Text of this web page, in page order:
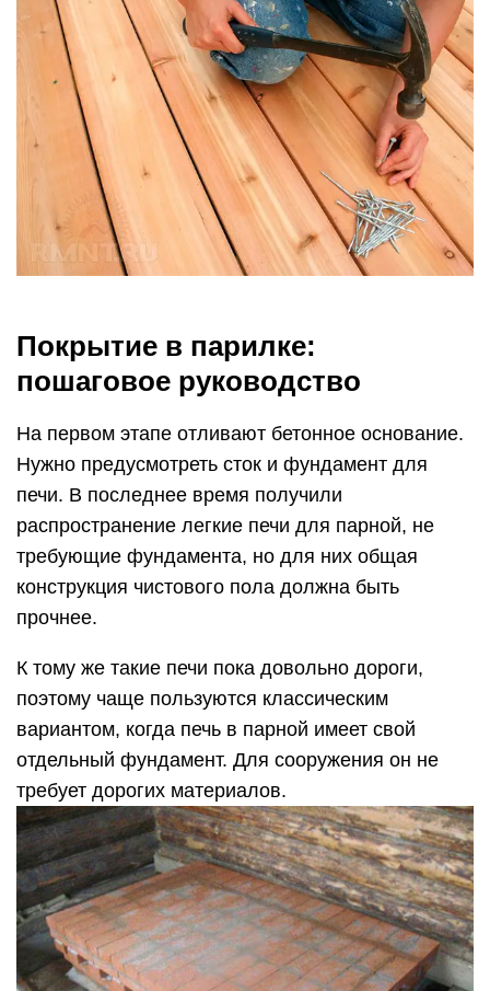
Покрытие в парилке:
пошаговое руководство
На первом этапе отливают бетонное основание.
Нужно предусмотреть сток и фундамент для
печи. В последнее время получили
распространение легкие печи для парной, не
требующие фундамента, но для них общая
конструкция чистового пола должна быть
прочнее.
К тому же такие печи пока довольно дороги,
поэтому чаще пользуются классическим
вариантом, когда печь в парной имеет свой
отдельный фундамент. Для сооружения он не
требует дорогих материалов.